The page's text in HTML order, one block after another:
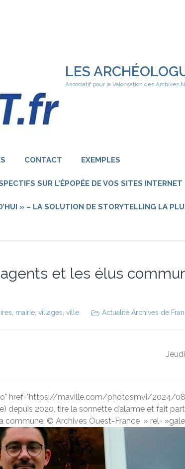
LES
Associatif pour la Valorisation des Archives
CONTACT EXEMPLES
SUR L’ÉPOPÉE DE VOS SITES INTERNET
» – LA SOLUTION DE STORYTELLING LA
et les élus
mairie villages ville Actualité Archives de
href="https://maville.com/photosmvi/2024/
depuis 2020, tire la sonnette d’alarme et fait
commune. © Archives Ouest-France » rel=